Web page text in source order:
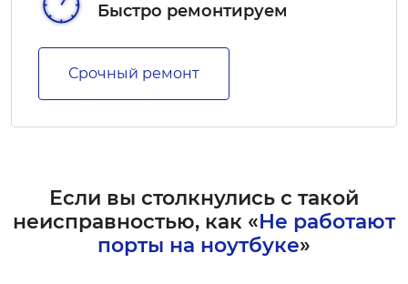
Быстро ремонтируем
Срочный ремонт
Если вы столкнулись с такой
неисправностью, как «Не работают
порты на ноутбуке»